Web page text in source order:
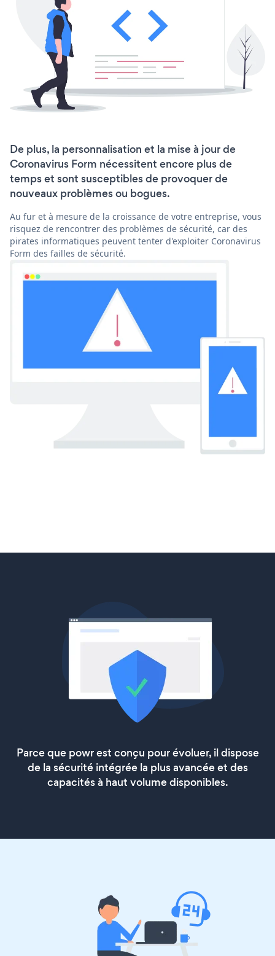
De plus, la personnalisation et la mise à jour de
Coronavirus Form nécessitent encore plus de
temps et sont susceptibles de provoquer de
nouveaux problèmes ou bogues.
Au fur et à mesure de la croissance de votre entreprise, vous
risquez de rencontrer des problèmes de sécurité, car des
pirates informatiques peuvent tenter d'exploiter Coronavirus
Form des failles de sécurité.
Parce que powr est conçu pour évoluer, il dispose
de la sécurité intégrée la plus avancée et des
capacités à haut volume disponibles.